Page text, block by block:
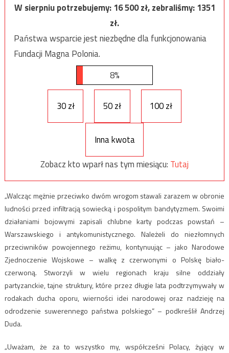
W sierpniu potrzebujemy:16 500zł, zebraliśmy:1351
zł.
Państwa wsparcie jest niezbędne dla funkcjonowania
Fundacji Magna Polonia.
8%
30 zł 50 zł 100 zł
Inna kwota
Zobacz kto wparł nas tym miesiącu: Tutaj
„Walcząc mężnie przeciwko dwóm wrogom stawali zarazem w obronie
ludności przed infiltracją sowiecką i pospolitym bandytyzmem. Swoimi
działaniami bojowymi zapisali chlubne karty podczas powstań –
Warszawskiego i antykomunistycznego. Należeli do niezłomnych
przeciwników powojennego reżimu, kontynuując – jako Narodowe
Zjednoczenie Wojskowe – walkę z czerwonymi o Polskę biało-
czerwoną. Stworzyli w wielu regionach kraju silne oddziały
partyzanckie, tajne struktury, które przez długie lata podtrzymywały w
rodakach ducha oporu, wierności idei narodowej oraz nadzieję na
odrodzenie suwerennego państwa polskiego” – podkreślił Andrzej
Duda.
„Uważam, że za to wszystko my, współcześni Polacy, żyjący w